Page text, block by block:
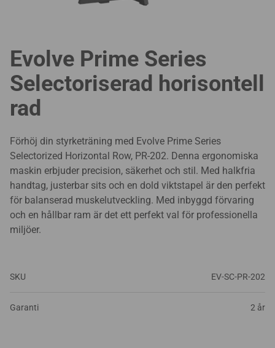
Evolve Prime Series
Selectoriserad horisontell
rad
Förhöj din styrketräning med Evolve Prime Series
Selectorized Horizontal Row, PR-202. Denna ergonomiska
maskin erbjuder precision, säkerhet och stil. Med halkfria
handtag, justerbar sits och en dold viktstapel är den perfekt
för balanserad muskelutveckling. Med inbyggd förvaring
och en hållbar ram är det ett perfekt val för professionella
miljöer.
SKU EV-SC-PR-202
Garanti 2 år